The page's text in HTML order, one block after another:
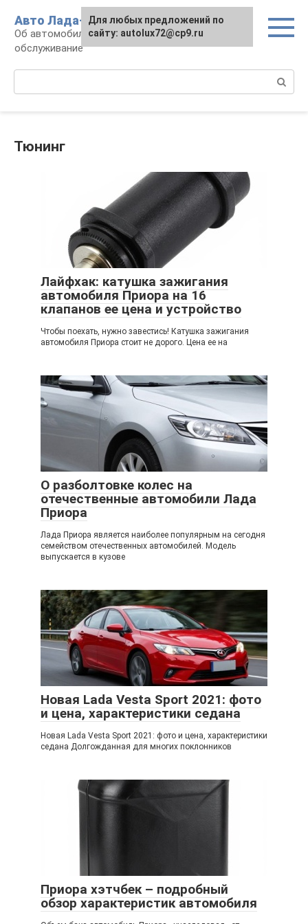
контенту
Авто Лада-люкс
Об автомобилях LADA: эксплуатация и
обслуживание
Тюнинг
Лайфхак: катушка зажигания
автомобиля Приора на 16
клапанов ее цена и устройство
Чтобы поехать, нужно завестись! Катушка зажигания
автомобиля Приора стоит не дорого. Цена ее на
О разболтовке колес на
отечественные автомобили Лада
Приора
Лада Приора является наиболее популярным на сегодня
семейством отечественных автомобилей. Модель
выпускается в кузове
Новая Lada Vesta Sport 2021: фото
и цена, характеристики седана
Новая Lada Vesta Sport 2021: фото и цена, характеристики
седана Долгожданная для многих поклонников
Приора хэтчбек – подробный
обзор характеристик автомобиля
Для любых предложений по
сайту: autolux72@cp9.ru